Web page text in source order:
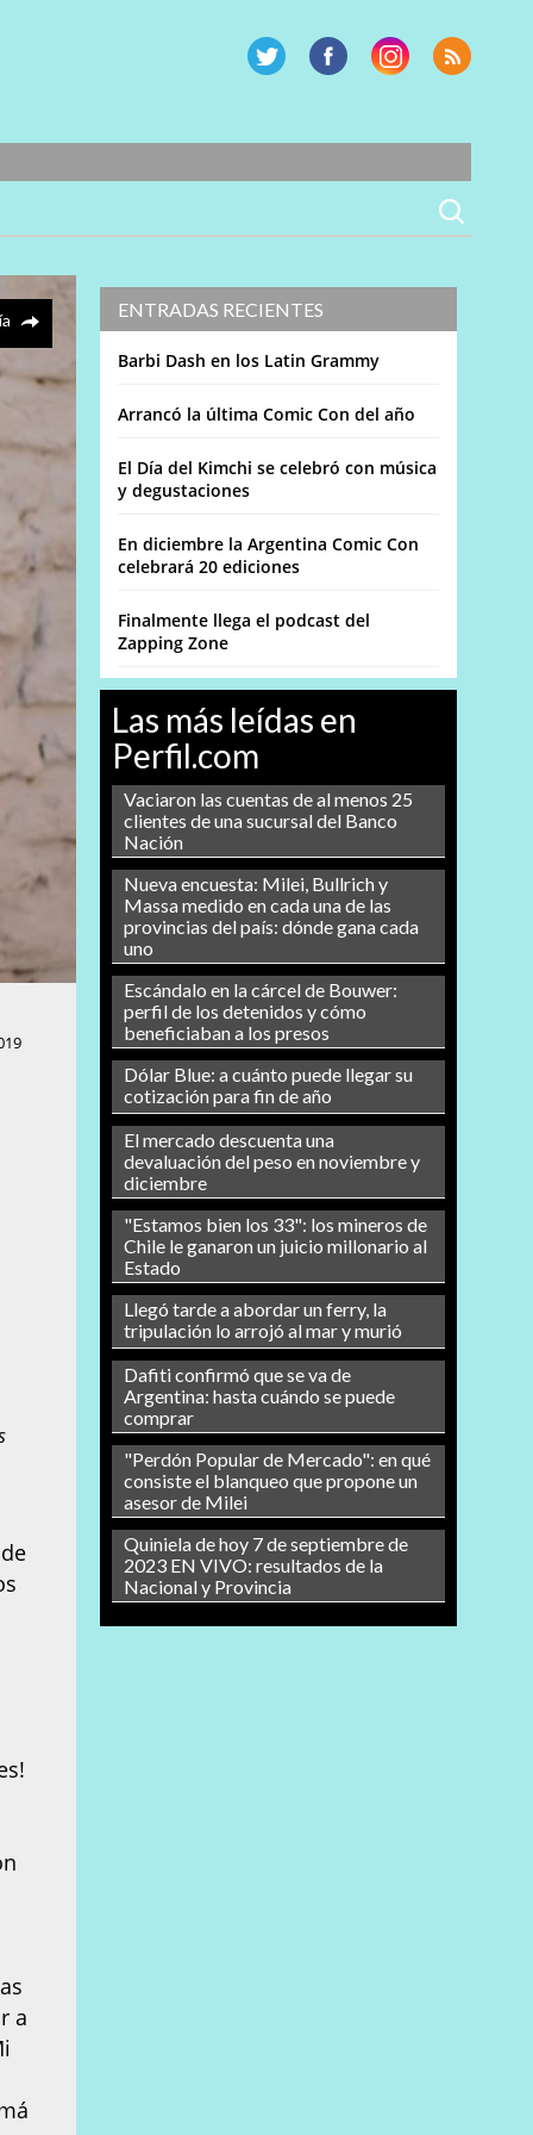
ENTRADAS RECIENTES
Barbi Dash en los Latin Grammy
Arrancó la última Comic Con del año
El Día del Kimchi se celebró con música
y degustaciones
En diciembre la Argentina Comic Con
celebrará 20 ediciones
Finalmente llega el podcast del
Zapping Zone
Las más leídas en
Perfil.com
Vaciaron las cuentas de al menos 25
clientes de una sucursal del Banco
Nación
Nueva encuesta: Milei, Bullrich y
Massa medido en cada una de las
provincias del país: dónde gana cada
uno
Escándalo en la cárcel de Bouwer:
perfil de los detenidos y cómo
beneficiaban a los presos
Dólar Blue: a cuánto puede llegar su
cotización para fin de año
El mercado descuenta una
devaluación del peso en noviembre y
diciembre
"Estamos bien los 33": los mineros de
Chile le ganaron un juicio millonario al
Estado
Llegó tarde a abordar un ferry, la
tripulación lo arrojó al mar y murió
Dafiti confirmó que se va de
Argentina: hasta cuándo se puede
comprar
"Perdón Popular de Mercado": en qué
consiste el blanqueo que propone un
asesor de Milei
Quiniela de hoy 7 de septiembre de
2023 EN VIVO: resultados de la
Nacional y Provincia
a